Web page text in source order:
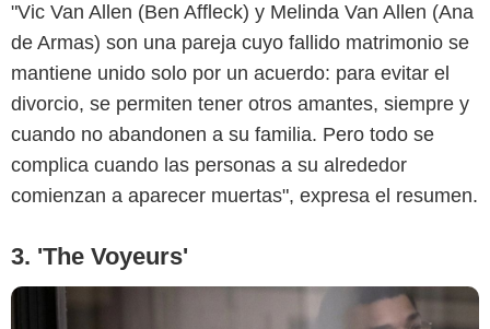
"Vic Van Allen (Ben Affleck) y Melinda Van Allen (Ana
de Armas) son una pareja cuyo fallido matrimonio se
mantiene unido solo por un acuerdo: para evitar el
divorcio, se permiten tener otros amantes, siempre y
cuando no abandonen a su familia. Pero todo se
complica cuando las personas a su alrededor
comienzan a aparecer muertas", expresa el resumen.
3. 'The Voyeurs'